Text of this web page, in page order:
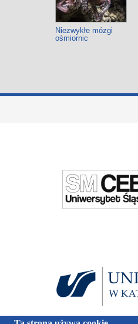
Niezwykłe mózgi
ośmiornic